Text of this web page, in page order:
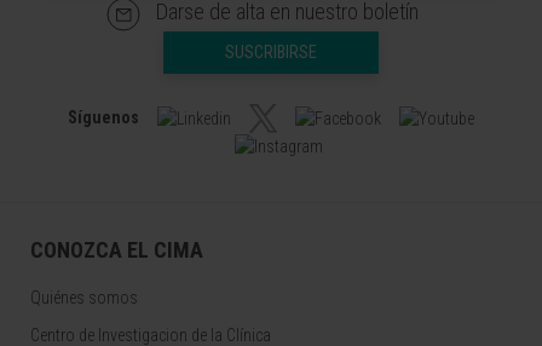
Darse de alta en nuestro boletín
SUSCRIBIRSE
Síguenos
CONOZCA EL CIMA
Quiénes somos
Centro de Investigacion de la Clínica